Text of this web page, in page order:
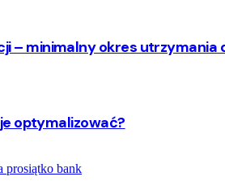
– minimalny okres utrzymania
optymalizować?